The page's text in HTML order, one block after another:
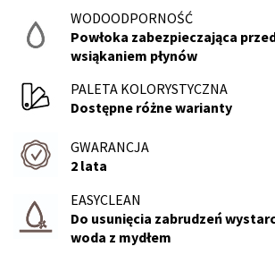
WODOODPORNOŚĆ
Powłoka zabezpieczająca
wsiąkaniem płynów
PALETA KOLORYSTYCZNA
Dostępne różne warianty
GWARANCJA
2 lata
EASYCLEAN
Do usunięcia zabrudzeń
woda z mydłem